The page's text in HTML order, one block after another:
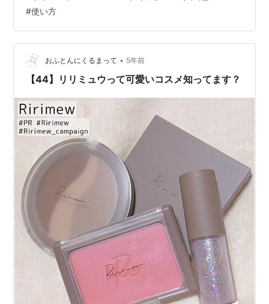
気になるのでリサーチしてみました。 多色ラメがめちゃ
めちゃ可愛いラメライナーですよ！早速見ていきましょ
う！！ リリミュウのグリッター、どうやって使う？万能
カラーや人気カラーは？ ピックミーアイズグリッターの
カラー展開・人気色 注目ポイント どこで買える？ おす
すめな使い…
#使い方
おふとんにくるまって • 5年前
【44】リリミュウって可愛いコスメ知ってます？